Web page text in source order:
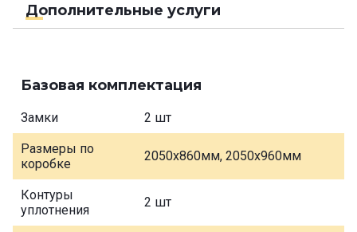
Дополнительные услуги
Базовая комплектация
Замки 2 шт
Размеры по
коробке
2050х860мм, 2050х960мм
Контуры
уплотнения
2 шт